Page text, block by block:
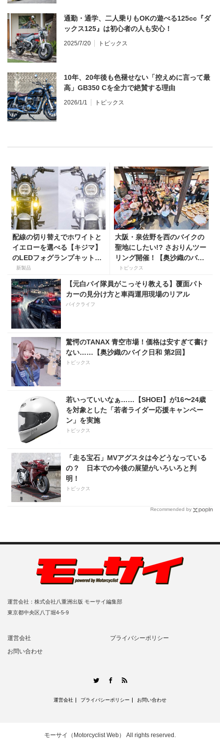
通勤・通学、二人乗りもOKの遊べる125cc『ダ
ックス125』は初心者の人も安心！
2025/7/20 トピックス
10年、20年後も色褪せない「控えめに言って最
高」GB350 Cを全力で絶賛する理由
2026/1/1 トピックス
配線の切り替えでホワイトと
イエローを選べる【キジマ】
のLEDフォグランプキットに
ホンダ ダックス／グロム用が
登場
新製品
大阪・泉佐野を西のバイクの
聖地にしたい!? さおりんツー
リング開催！【奥沙織のバイ
ク日和第３回】
トピックス
【元白バイ隊員がこっそり教える】覆面パト
カーの見分け方と車両運用現場のリアル
バイクライフ
驚愕のTANAX 青空市場！価格は安すぎて書け
ない……【奥沙織のバイク日和 第2回】
トピックス
若いっていいなぁ……【SHOEI】が16〜24歳
を対象とした「若者ライダー応援キャンペー
ン」を実施
トピックス
「走る宝石」MVアグスタは今どうなっている
の？ 日本での今後の展望がいろいろと判
明！
トピックス
Recommended by
運営会社：株式会社八重洲出版 モーサイ編集部
東京都中央区八丁堀4-5-9
運営会社
プライバシーポリシー
お問い合わせ
TwitterFacebook
運営会社 プライバシーポリシー お問い合わせ
モーサイ（Motorcyclist Web） All rights reserved.